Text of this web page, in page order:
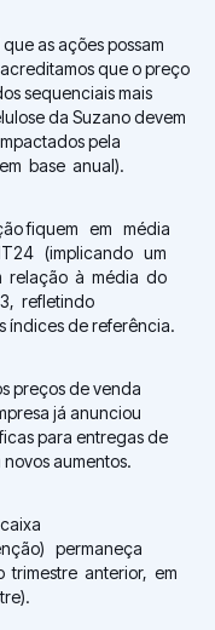
as ações possam
que o preço
sequenciais mais
da Suzano devem
pela
base anual).
fiquem em média
(implicando um
relação à média do
refletindo
índices de referência.
preços de venda
já anunciou
para entregas de
aumentos.
permaneça
anterior, em